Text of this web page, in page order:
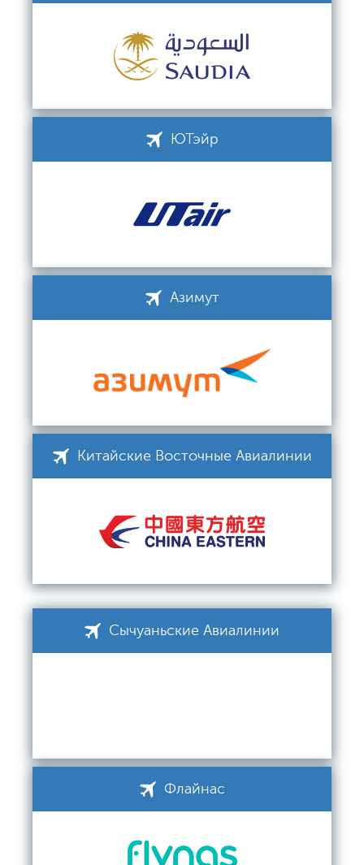
ЮТэйр
Азимут
Китайские Восточные Авиалинии
Сычуаньские Авиалинии
Флайнас